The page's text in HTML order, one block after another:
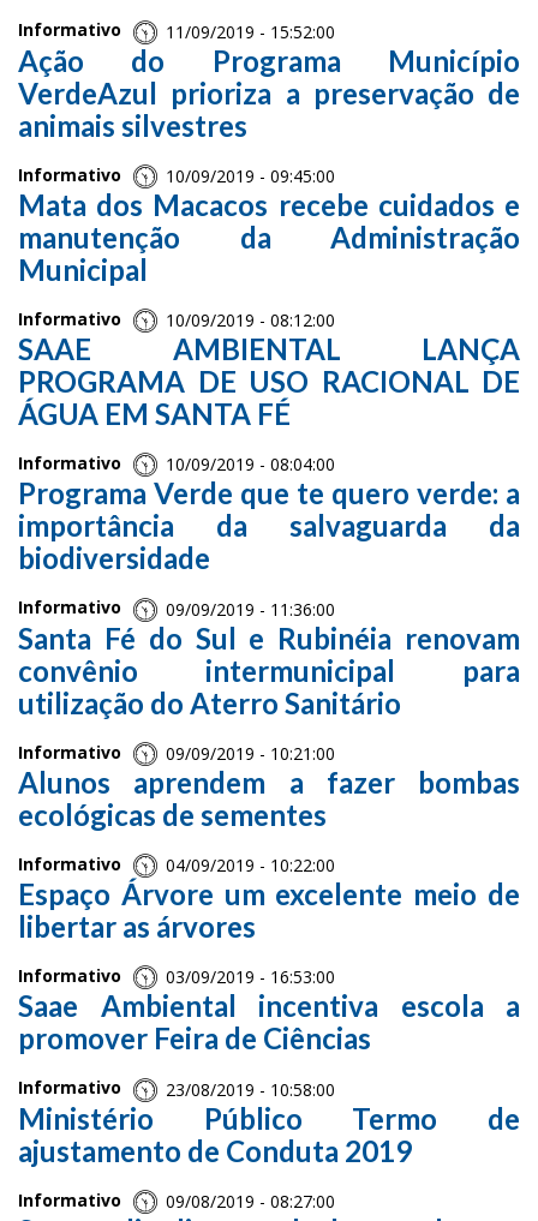
Informativo 11/09/2019 - 15:52:00
Ação do Programa Município
VerdeAzul prioriza a preservação de
animais silvestres
Informativo 10/09/2019 - 09:45:00
Mata dos Macacos recebe cuidados e
manutenção da Administração
Municipal
Informativo 10/09/2019 - 08:12:00
SAAE AMBIENTAL LANÇA
PROGRAMA DE USO RACIONAL DE
ÁGUA EM SANTA FÉ
Informativo 10/09/2019 - 08:04:00
Programa Verde que te quero verde: a
importância da salvaguarda da
biodiversidade
Informativo 09/09/2019 - 11:36:00
Santa Fé do Sul e Rubinéia renovam
convênio intermunicipal para
utilização do Aterro Sanitário
Informativo 09/09/2019 - 10:21:00
Alunos aprendem a fazer bombas
ecológicas de sementes
Informativo 04/09/2019 - 10:22:00
Espaço Árvore um excelente meio de
libertar as árvores
Informativo 03/09/2019 - 16:53:00
Saae Ambiental incentiva escola a
promover Feira de Ciências
Informativo 23/08/2019 - 10:58:00
Ministério Público Termo de
ajustamento de Conduta 2019
Informativo 09/08/2019 - 08:27:00